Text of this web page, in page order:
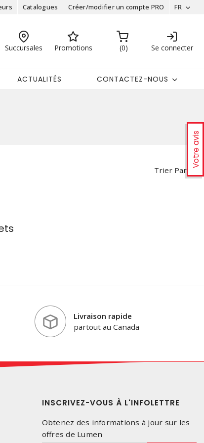
Catalogues Créer/modifier un compte PRO FR
Succursales Promotions 0 Se connecter
ACTUALITÉS CONTACTEZ-NOUS
Votre avis
Trier Par
Livraison rapide
partout au Canada
INSCRIVEZ-VOUS À L'INFOLETTRE
Obtenez des informations à jour sur les
offres de Lumen